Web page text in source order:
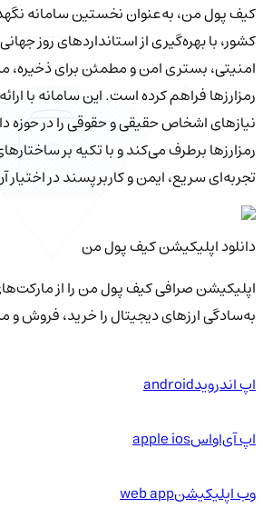
کیف‌ پول من، به‌عنوان نخستین سامانه
کشور، با بهره‌گیری از استانداردهای روز
امنیتی، بستری امن و مطمئن برای ذخیره،
رمزارزها فراهم کرده است. این سامانه با
نیازهای اشخاص حقیقی و حقوقی را در حوزه
رمزارزها برطرف می‌کند و با تکیه بر
تجربه‌ای سریع، ایمن و کاربرپسند در اختیار
دانلود اپلیکیشن کیف‌ پول من
اپلیکیشن صرافی کیف پول من را از مارکت‌های
به‌سادگی ارزهای دیجیتال را خرید، فروش و
اپ اندرویدandroid
اپ آی‌او‌اسapple ios
وب اپلیکیشنweb app